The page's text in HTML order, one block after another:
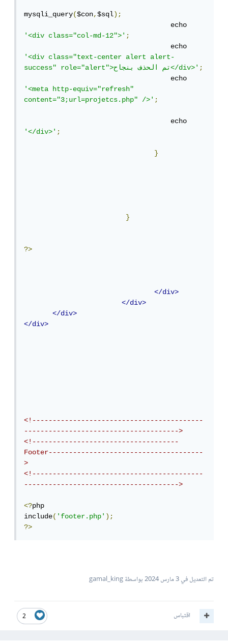
mysqli_query($con,$sql);
'<div class="col-md-12">';
'<div class="text-center alert alert-
success" role="alert">تم الحذف بنجاح</div>';
'<meta http-equiv="refresh"
content="3;url=projetcs.php" />';
'</div>';
}
}
?>
</div>
</div>
</div>
</div>
<!------------------------------------------
-------------------------------------->
<!------------------------------------
Footer--------------------------------------
>
<!------------------------------------------
-------------------------------------->
<?php
include('footer.php');
?>
تم التعديل في3 مارس 2024 بواسطة gamal_king
2 اقتباس